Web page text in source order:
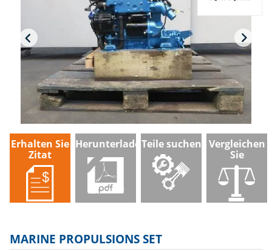
Erhalten Sie
Zitat
HerunterladenTeile suchen Vergleichen
Sie
MARINE PROPULSIONS SET